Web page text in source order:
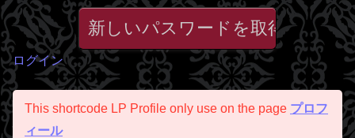
ログイン
This shortcode LP Profile only use on the page プロフ
ィール